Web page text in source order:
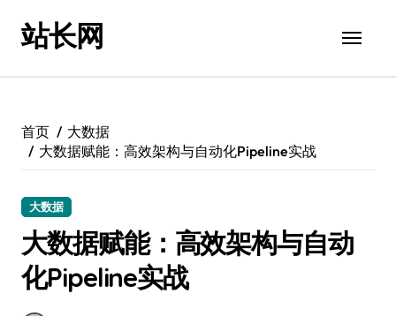
站长网
首页
大数据
大数据赋能：高效架构与自动化Pipeline实战
大数据
大数据赋能：高效架构与自动
化Pipeline实战